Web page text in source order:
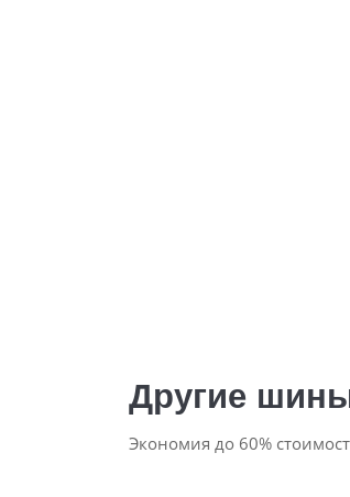
Другие
Экономия до 60%